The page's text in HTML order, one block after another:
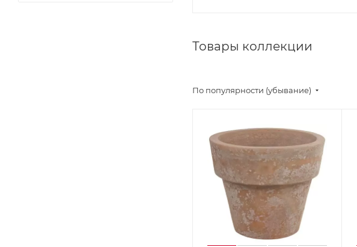
Товары коллекции
По популярности (убывание)